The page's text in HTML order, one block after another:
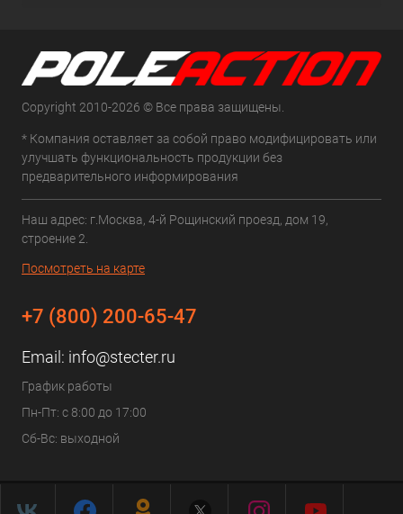
Copyright 2010-2026 © Все права защищены.
* Компания оставляет за собой право модифицировать или
улучшать функциональность продукции без
предварительного информирования
Наш адрес: г.Москва, 4-й Рощинский проезд, дом 19,
строение 2.
Посмотреть на карте
+7 (800) 200-65-47
Email: info@stecter.ru
График работы
Пн-Пт: с 8:00 до 17:00
Сб-Вс: выходной